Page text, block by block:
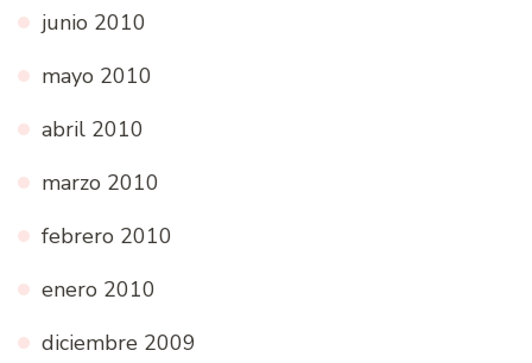
junio 2010
mayo 2010
abril 2010
marzo 2010
febrero 2010
enero 2010
diciembre 2009